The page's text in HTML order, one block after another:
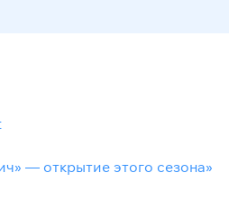
— открытие этого сезона»